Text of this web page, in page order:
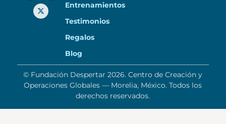
Entrenamientos
Testimonios
Regalos
Blog
© Fundación Despertar 2026. Centro de Creación y
Operaciones Globales — Morelia, México. Todos los
derechos reservados.